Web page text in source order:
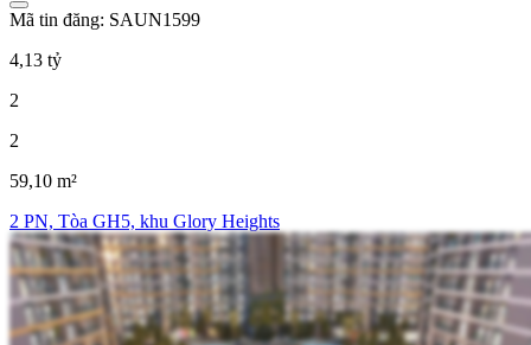
Mã tin đăng: SAUN1599
4,13 tỷ
2
2
59,10 m²
2 PN, Tòa GH5, khu Glory Heights